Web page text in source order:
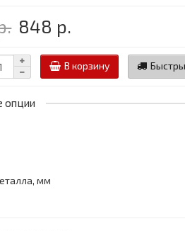
848 р.
В корзину
опции
мм